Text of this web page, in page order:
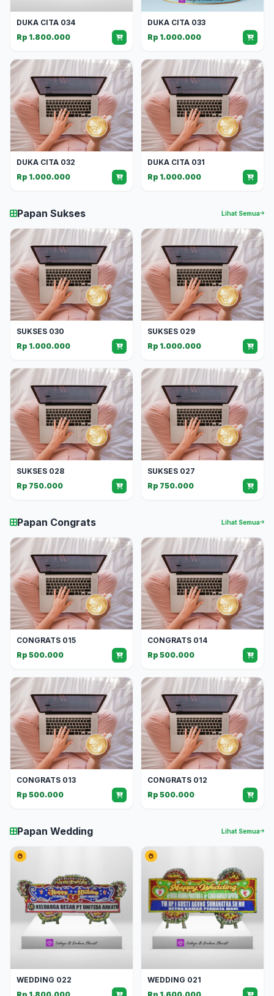
DUKA CITA 034
Rp 1.800.000
DUKA CITA 033
Rp 1.000.000
DUKA CITA 032
Rp 1.000.000
DUKA CITA 031
Rp 1.000.000
Papan Sukses Lihat Semua
SUKSES 030
Rp 1.000.000
SUKSES 029
Rp 1.000.000
SUKSES 028
Rp 750.000
SUKSES 027
Rp 750.000
Papan Congrats Lihat Semua
CONGRATS 015
Rp 500.000
CONGRATS 014
Rp 500.000
CONGRATS 013
Rp 500.000
CONGRATS 012
Rp 500.000
Papan Wedding Lihat Semua
WEDDING 022
WEDDING 021